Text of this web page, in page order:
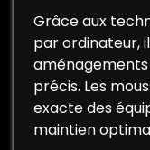
Grâce aux
par ordinateur,
précis. Les
exacte des
maintien